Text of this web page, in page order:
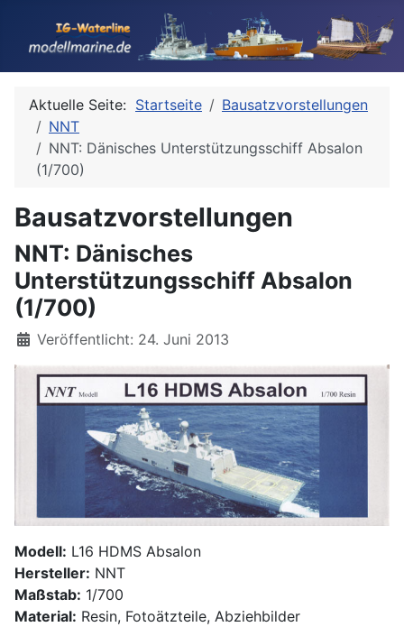
Aktuelle Seite: Startseite
Bausatzvorstellungen
NNT
NNT: Dänisches Unterstützungsschiff Absalon
(1/700)
Bausatzvorstellungen
NNT: Dänisches
Unterstützungsschiff Absalon
(1/700)
Details
Veröffentlicht: 24. Juni 2013
Modell: L16 HDMS Absalon
Hersteller: NNT
Maßstab: 1/700
Material: Resin, Fotoätzteile, Abziehbilder